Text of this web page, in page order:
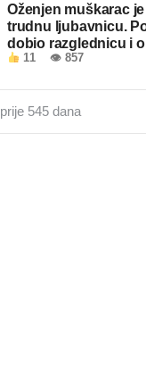
Oženjen muškarac
trudnu ljubavnicu.
dobio razglednicu i
kada je pročitao šta
11 👁 857
prije 545 dana